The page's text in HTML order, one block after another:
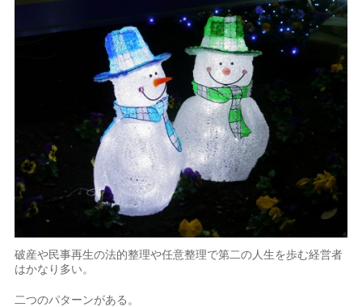
破産や民事再生の法的整理や任意整理で第二の人生を歩む経営者
はかなり多い。
二つのパターンがある。